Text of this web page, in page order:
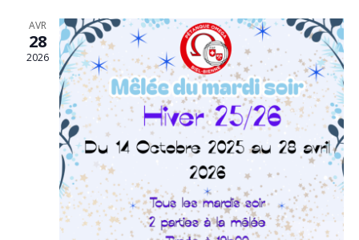
de
vues
AVR
28
2026